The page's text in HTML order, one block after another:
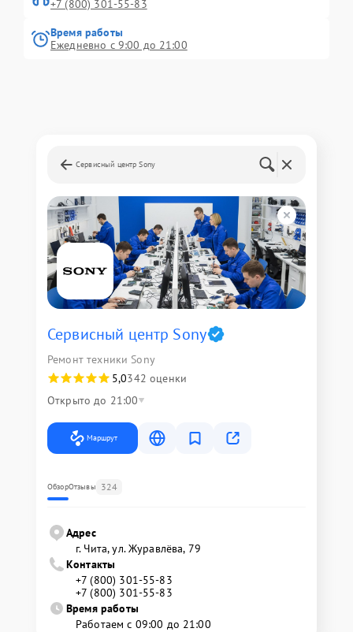
+7 (800) 301-55-83
Время работы
Ежедневно с 9:00 до 21:00
Сервисный центр Sony
Сервисный центр Sony
Ремонт техники Sony
5,0342 оценки
Открыто до 21:00
Маршрут
ОбзорОтзывы 324
Адрес
г. Чита, ул. Журавлёва, 79
Контакты
+7 (800) 301-55-83
+7 (800) 301-55-83
Время работы
Работаем с 09:00 до 21:00